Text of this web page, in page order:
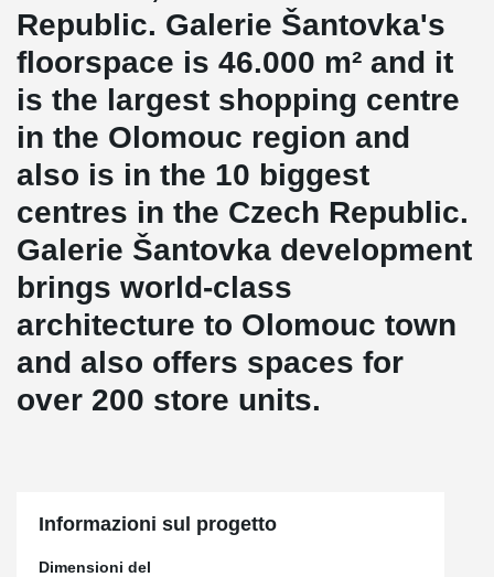
Republic. Galerie Šantovka's
floorspace is 46.000 m² and it
is the largest shopping centre
in the Olomouc region and
also is in the 10 biggest
centres in the Czech Republic.
Galerie Šantovka development
brings world-class
architecture to Olomouc town
and also offers spaces for
over 200 store units.
Informazioni sul progetto
Dimensioni del